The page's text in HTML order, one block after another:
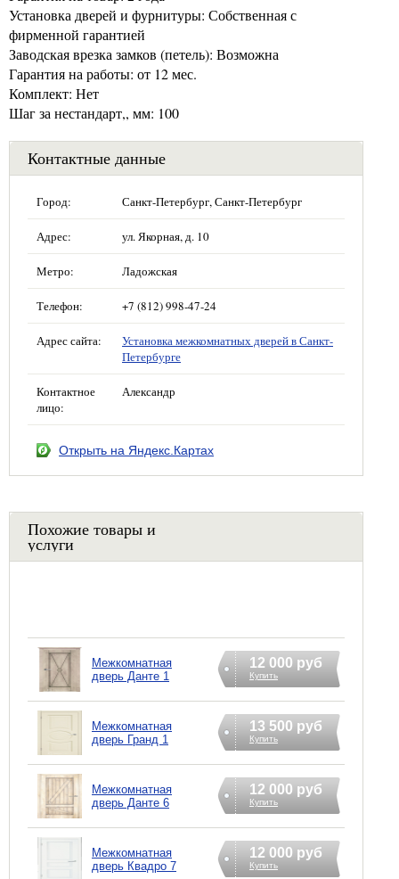
Установка дверей и фурнитуры: Собственная с
фирменной гарантией
Заводская врезка замков (петель): Возможна
Гарантия на работы: от 12 мес.
Комплект: Нет
Шаг за нестандарт,, мм: 100
Контактные данные
Город: Санкт-Петербург, Санкт-Петербург
Адрес: ул. Якорная, д. 10
Метро: Ладожская
Телефон: +7 (812) 998-47-24
Адрес сайта:
Установка межкомнатных дверей в Санкт-
Петербурге
Контактное
лицо:
Александр
Открыть на Яндекс.Картах
Похожие товары и
услуги
Межкомнатная
дверь Данте 1
12 000 руб
Купить
Межкомнатная
дверь Гранд 1
13 500 руб
Купить
Межкомнатная
дверь Данте 6
12 000 руб
Купить
Межкомнатная
дверь Квадро 7
12 000 руб
Купить